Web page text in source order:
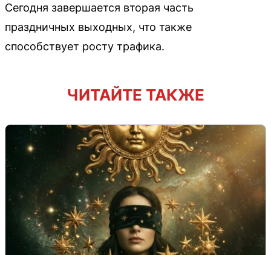
Сегодня завершается вторая часть
праздничных выходных, что также
способствует росту трафика.
ЧИТАЙТЕ ТАКЖЕ